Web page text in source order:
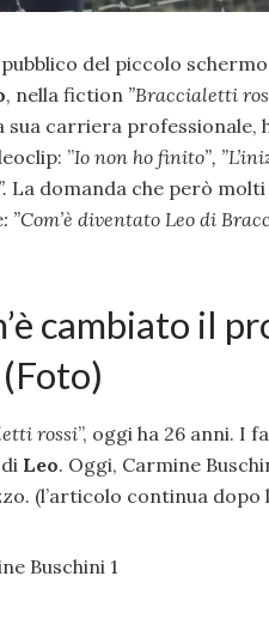
del piccolo
, nella fiction ”Braccialetti
sua carriera professionale,
”Io non ho finito”, ”
La domanda che però
: ”Com’è diventato Leo di
cambiato il
rossi”, oggi ha 26 anni. I
Leo. Oggi, Carmine
(l’articolo continua dopo